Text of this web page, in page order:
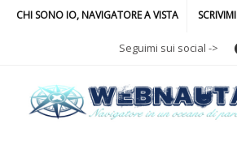
CHI SONO IO, NAVIGATORE A VISTA SCRIVIMI
Seguimi sui social ->